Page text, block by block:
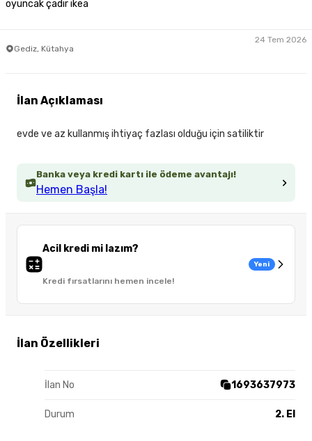
oyuncak çadır ikea
Gediz, Kütahya
24 Tem 2026
Banka veya kredi kartı ile ödeme avantajı!
Hemen Başla!
Acil kredi mi lazım?
Kredi fırsatlarını hemen incele!
Yeni
İlan Özellikleri
İlan No 1693637973
Durum 2. El
İlan Açıklaması
evde ve az kullanmış ihtiyaç fazlası olduğu için satiliktir